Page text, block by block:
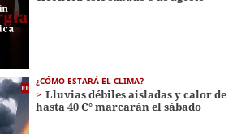
¿CÓMO ESTARÁ EL CLIMA?
Lluvias débiles aisladas y calor de
hasta 40 C° marcarán el sábado